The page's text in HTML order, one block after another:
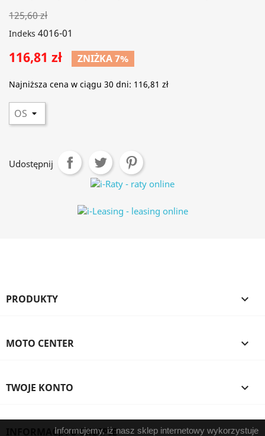
125,60 zł
Indeks 4016-01
116,81 zł ZNIŻKA 7%
Najniższa cena w ciągu 30 dni: 116,81 zł
Udostępnij
PRODUKTY 
MOTO CENTER 
TWOJE KONTO 
INFORMACJA O SKLEPIE
Informujemy, iż nasz sklep internetowy wykorzystuje